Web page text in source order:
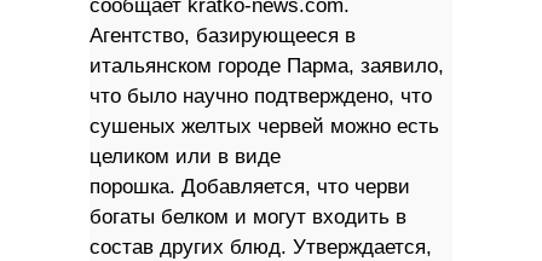
сообщает kratko-news.com.
Агентство, базирующееся в
итальянском городе Парма, заявило,
что было научно подтверждено, что
сушеных желтых червей можно есть
целиком или в виде
порошка. Добавляется, что черви
богаты белком и могут входить в
состав других блюд. Утверждается,